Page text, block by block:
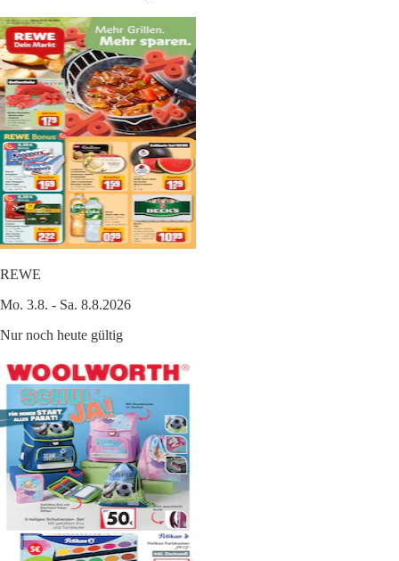
REWE
Mo. 3.8. - Sa. 8.8.2026
Nur noch heute gültig